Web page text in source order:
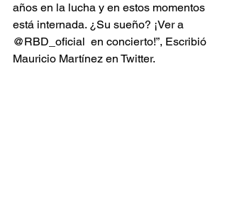
años en la lucha y en estos momentos
está internada. ¿Su sueño? ¡Ver a
@RBD_oficial  en concierto!”, Escribió
Mauricio Martínez en Twitter.